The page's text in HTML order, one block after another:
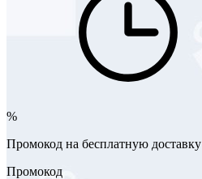
%
Промокод на бесплатную доставку
Промокод